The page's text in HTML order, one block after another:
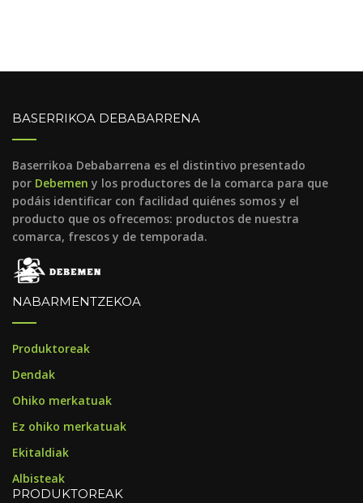
BASERRIKOA DEBABARRENA
Baserrikoa Debabarrena es el distintivo presentado
por Debemen y los productores de la comarca para que
podáis identificar con facilidad quiénes somos y el
producto que os ofrecemos: productos de nuestra
comarca, frescos y de temporada.
NABARMENTZEKOA
Produktoreak
Dendak
Ohiko merkatuak
Ez ohiko merkatuak
Ekitaldiak
Albisteak
PRODUKTOREAK